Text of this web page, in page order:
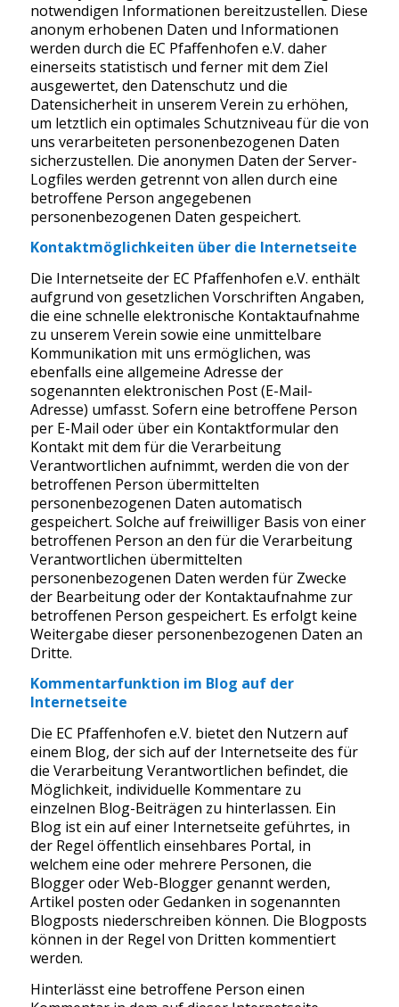
notwendigen Informationen bereitzustellen. Diese
anonym erhobenen Daten und Informationen
werden durch die EC Pfaffenhofen e.V. daher
einerseits statistisch und ferner mit dem Ziel
ausgewertet, den Datenschutz und die
Datensicherheit in unserem Verein zu erhöhen,
um letztlich ein optimales Schutzniveau für die von
uns verarbeiteten personenbezogenen Daten
sicherzustellen. Die anonymen Daten der Server-
Logfiles werden getrennt von allen durch eine
betroffene Person angegebenen
personenbezogenen Daten gespeichert.
Kontaktmöglichkeiten über die Internetseite
Die Internetseite der EC Pfaffenhofen e.V. enthält
aufgrund von gesetzlichen Vorschriften Angaben,
die eine schnelle elektronische Kontaktaufnahme
zu unserem Verein sowie eine unmittelbare
Kommunikation mit uns ermöglichen, was
ebenfalls eine allgemeine Adresse der
sogenannten elektronischen Post (E-Mail-
Adresse) umfasst. Sofern eine betroffene Person
per E-Mail oder über ein Kontaktformular den
Kontakt mit dem für die Verarbeitung
Verantwortlichen aufnimmt, werden die von der
betroffenen Person übermittelten
personenbezogenen Daten automatisch
gespeichert. Solche auf freiwilliger Basis von einer
betroffenen Person an den für die Verarbeitung
Verantwortlichen übermittelten
personenbezogenen Daten werden für Zwecke
der Bearbeitung oder der Kontaktaufnahme zur
betroffenen Person gespeichert. Es erfolgt keine
Weitergabe dieser personenbezogenen Daten an
Dritte.
Kommentarfunktion im Blog auf der
Internetseite
Die EC Pfaffenhofen e.V. bietet den Nutzern auf
einem Blog, der sich auf der Internetseite des für
die Verarbeitung Verantwortlichen befindet, die
Möglichkeit, individuelle Kommentare zu
einzelnen Blog-Beiträgen zu hinterlassen. Ein
Blog ist ein auf einer Internetseite geführtes, in
der Regel öffentlich einsehbares Portal, in
welchem eine oder mehrere Personen, die
Blogger oder Web-Blogger genannt werden,
Artikel posten oder Gedanken in sogenannten
Blogposts niederschreiben können. Die Blogposts
können in der Regel von Dritten kommentiert
werden.
Hinterlässt eine betroffene Person einen